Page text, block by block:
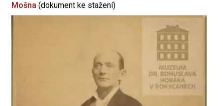
Mošna (dokument ke stažení)